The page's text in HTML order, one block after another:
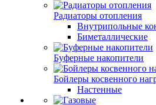
Радиаторы отопления
Внутрипольные
Биметаллические
Буферные накопители
Бойлеры косвенного
Настенные